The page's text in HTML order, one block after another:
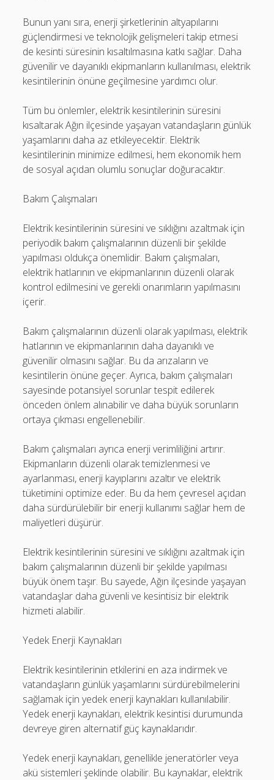
Bunun yanı sıra, enerji şirketlerinin altyapılarını
güçlendirmesi ve teknolojik gelişmeleri takip etmesi
de kesinti süresinin kısaltılmasına katkı sağlar. Daha
güvenilir ve dayanıklı ekipmanların kullanılması, elektrik
kesintilerinin önüne geçilmesine yardımcı olur.
Tüm bu önlemler, elektrik kesintilerinin süresini
kısaltarak Ağın ilçesinde yaşayan vatandaşların günlük
yaşamlarını daha az etkileyecektir. Elektrik
kesintilerinin minimize edilmesi, hem ekonomik hem
de sosyal açıdan olumlu sonuçlar doğuracaktır.
Bakım Çalışmaları
Elektrik kesintilerinin süresini ve sıklığını azaltmak için
periyodik bakım çalışmalarının düzenli bir şekilde
yapılması oldukça önemlidir. Bakım çalışmaları,
elektrik hatlarının ve ekipmanlarının düzenli olarak
kontrol edilmesini ve gerekli onarımların yapılmasını
içerir.
Bakım çalışmalarının düzenli olarak yapılması, elektrik
hatlarının ve ekipmanlarının daha dayanıklı ve
güvenilir olmasını sağlar. Bu da arızaların ve
kesintilerin önüne geçer. Ayrıca, bakım çalışmaları
sayesinde potansiyel sorunlar tespit edilerek
önceden önlem alınabilir ve daha büyük sorunların
ortaya çıkması engellenebilir.
Bakım çalışmaları ayrıca enerji verimliliğini artırır.
Ekipmanların düzenli olarak temizlenmesi ve
ayarlanması, enerji kayıplarını azaltır ve elektrik
tüketimini optimize eder. Bu da hem çevresel açıdan
daha sürdürülebilir bir enerji kullanımı sağlar hem de
maliyetleri düşürür.
Elektrik kesintilerinin süresini ve sıklığını azaltmak için
bakım çalışmalarının düzenli bir şekilde yapılması
büyük önem taşır. Bu sayede, Ağın ilçesinde yaşayan
vatandaşlar daha güvenli ve kesintisiz bir elektrik
hizmeti alabilir.
Yedek Enerji Kaynakları
Elektrik kesintilerinin etkilerini en aza indirmek ve
vatandaşların günlük yaşamlarını sürdürebilmelerini
sağlamak için yedek enerji kaynakları kullanılabilir.
Yedek enerji kaynakları, elektrik kesintisi durumunda
devreye giren alternatif güç kaynaklarıdır.
Yedek enerji kaynakları, genellikle jeneratörler veya
akü sistemleri şeklinde olabilir. Bu kaynaklar, elektrik